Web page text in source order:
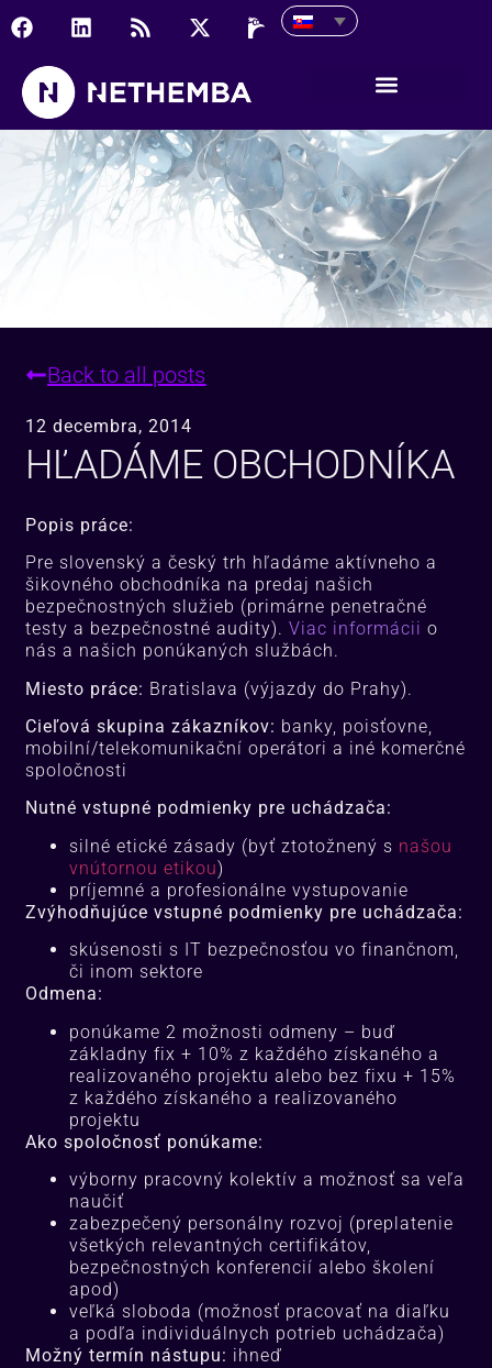
Hľadáme obchodníka
Back to all posts
12 decembra, 2014
HĽADÁME OBCHODNÍKA
Popis práce:
Pre slovenský a český trh hľadáme aktívneho a
šikovného obchodníka na predaj našich
bezpečnostných služieb (primárne penetračné
testy a bezpečnostné audity).Viac informácii o
nás a našich ponúkaných službách.
Miesto práce: Bratislava (výjazdy do Prahy).
Cieľová skupina zákazníkov: banky, poisťovne,
mobilní/telekomunikační operátori a iné komerčné
spoločnosti
Nutné vstupné podmienky pre uchádzača:
silné etické zásady (byť ztotožnený s našou
vnútornou etikou)
príjemné a profesionálne vystupovanie
Zvýhodňujúce vstupné podmienky pre uchádzača:
skúsenosti s IT bezpečnosťou vo finančnom,
či inom sektore
Odmena:
ponúkame 2 možnosti odmeny – buď
základny fix + 10% z každého získaného a
realizovaného projektu alebo bez fixu + 15%
z každého získaného a realizovaného
projektu
Ako spoločnosť ponúkame:
výborny pracovný kolektív a možnosť sa veľa
naučiť
zabezpečený personálny rozvoj (preplatenie
všetkých relevantných certifikátov,
bezpečnostných konferencií alebo školení
apod)
veľká sloboda (možnosť pracovať na diaľku
a podľa individuálnych potrieb uchádzača)
Možný termín nástupu: ihneď